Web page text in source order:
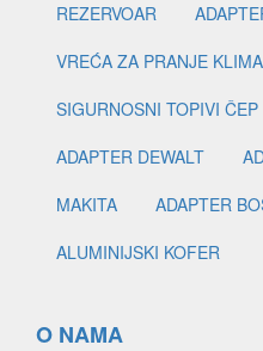
REZERVOAR
VREĆA ZA PRANJE KLIMA
SIGURNOSNI TOPIVI ČEP
ADAPTER DEWALT
MAKITA
ADAPTER
ALUMINIJSKI KOFER
O NAMA